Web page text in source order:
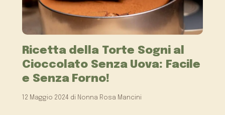
Ricetta della Torte Sogni al
Cioccolato Senza Uova: Facile
e Senza Forno!
12 Maggio 2024 di Nonna Rosa Mancini